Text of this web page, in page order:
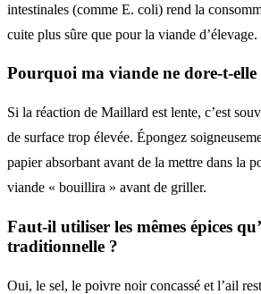
intestinales (comme E. coli) rend la
cuite plus sûre que pour la viande d’élevage.
Pourquoi ma viande ne dore-t-elle
Si la réaction de Maillard est lente, c’est
de surface trop élevée. Épongez
papier absorbant avant de la mettre dans la
viande « bouillira » avant de griller.
Faut-il utiliser les mêmes épices
traditionnelle ?
Oui, le sel, le poivre noir concassé et l’ail